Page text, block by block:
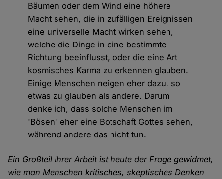
Bäumen oder dem Wind eine höhere
Macht sehen, die in zufälligen Ereignissen
eine universelle Macht wirken sehen,
welche die Dinge in eine bestimmte
Richtung beeinflusst, oder die eine Art
kosmisches Karma zu erkennen glauben.
Einige Menschen neigen eher dazu, so
etwas zu glauben als andere. Darum
denke ich, dass solche Menschen im
'Bösen' eher eine Botschaft Gottes sehen,
während andere das nicht tun.
Ein Großteil Ihrer Arbeit ist heute der Frage gewidmet,
wie man Menschen kritisches, skeptisches Denken